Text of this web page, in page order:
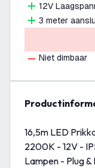
12V
3 meter
Niet dimbaar
16,5m LED
2200K - 12V -
Lampen - Plug &